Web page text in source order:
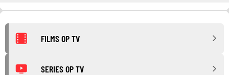
FILMS OP TV
SERIES OP TV